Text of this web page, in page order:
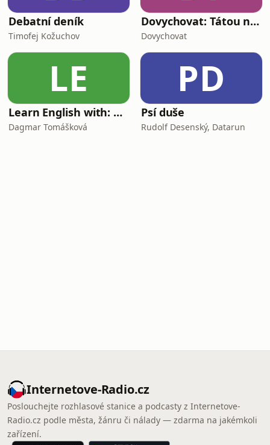
Debatní deník
Timofej Kožuchov
Dovychovat: Tátou na celý život
Dovychovat
LE
Learn English with: My Life and Other Funny Stories
Dagmar Tomášková
PD
Psí duše
Rudolf Desenský, Datarun
Internetove-Radio.cz
Poslouchejte rozhlasové stanice a podcasty z Internetove-
Radio.cz podle města, žánru či nálady — zdarma na jakémkoli
zařízení.